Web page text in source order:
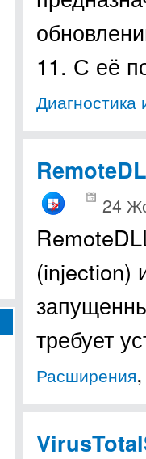
11. С её
Диагностика
24
(injection)
требует
Расширения